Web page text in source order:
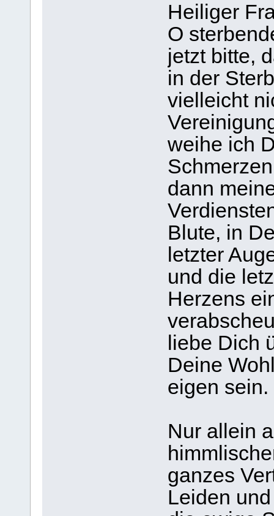
Heiliger
O
jetzt bitte,
in der
vielleicht
weihe ich
dann
Blute, in
letzter
und die
Herzens
liebe Dich
Deine
eigen sein.
Nur allein
ganzes
Leiden